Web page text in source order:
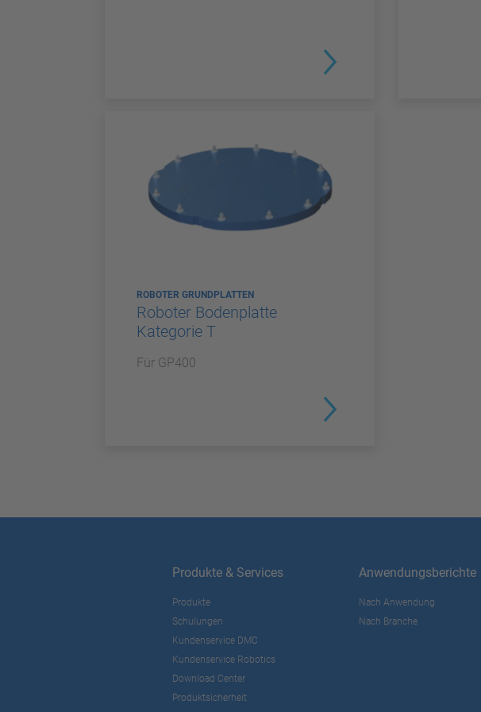
ROBOTER GRUNDPLATTEN
Roboter Bodenplatte
Kategorie T
Für GP400
Produkte & Services
Produkte
Schulungen
Kundenservice DMC
Kundenservice Robotics
Download Center
Produktsicherheit
Anwendungsberichte
Nach Anwendung
Nach Branche